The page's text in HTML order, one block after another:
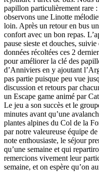
papillon particulièrement rare
observons une Linotte
loin. Après un retour en bus
confort avec un bon repas.
pause sieste et douches,
données récoltées ces 2
pour améliorer la clé des
d’Anniviers en y ajoutant
pas partie puisque peu vue
discussion et retours par
un Escape game animé par
Le jeu a son succès et le
minutes avant qu’une
plantes alpines du Col de la
par notre valeureuse équipe
note enthousiaste, le séjour
qu’une semaine et qui
remercions vivement leur
semaine, et on espère qu’on